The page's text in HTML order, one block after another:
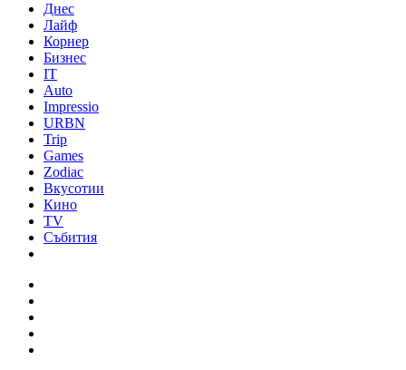
Днес
Лайф
Корнер
Бизнес
IT
Auto
Impressio
URBN
Trip
Games
Zodiac
Вкусотии
Кино
TV
Събития